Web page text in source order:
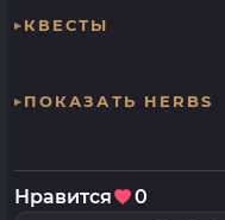
КВЕСТЫ
ПОКАЗАТЬ HERBS
Нравится 0